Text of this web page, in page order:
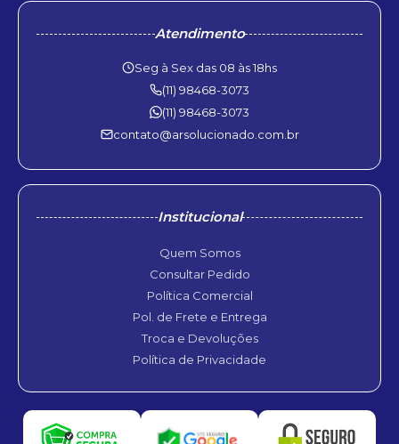
Atendimento
Seg à Sex das 08 às 18hs
(11) 98468-3073
(11) 98468-3073
contato@arsolucionado.com.br
Institucional
Quem Somos
Consultar Pedido
Política Comercial
Pol. de Frete e Entrega
Troca e Devoluções
Política de Privacidade